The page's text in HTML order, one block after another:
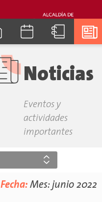
Noticias
Eventos y
actividades
importantes
Fecha: Mes:junio 2022